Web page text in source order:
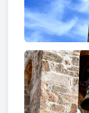
mitjançant
original del segle
finestres de doble
de travertí.
A l'interior també
Mare de Déu del
data de 1849.